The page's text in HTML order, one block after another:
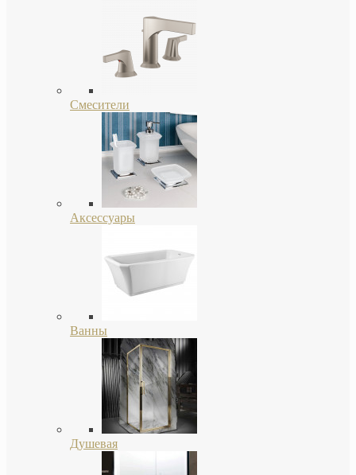
Смесители
Аксессуары
Ванны
Душевая